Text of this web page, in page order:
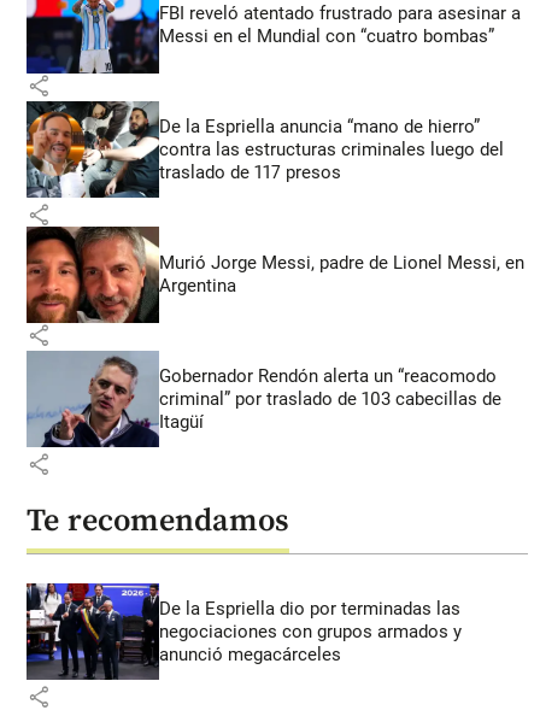
FBI reveló atentado frustrado para asesinar a
Messi en el Mundial con “cuatro bombas”
share
De la Espriella anuncia “mano de hierro”
contra las estructuras criminales luego del
traslado de 117 presos
share
Murió Jorge Messi, padre de Lionel Messi, en
Argentina
share
Gobernador Rendón alerta un “reacomodo
criminal” por traslado de 103 cabecillas de
Itagüí
share
Te recomendamos
De la Espriella dio por terminadas las
negociaciones con grupos armados y
anunció megacárceles
share